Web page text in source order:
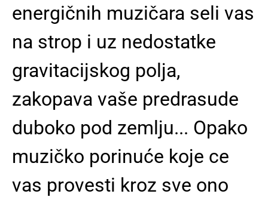
energičnih muzičara seli vas
na strop i uz nedostatke
gravitacijskog polja,
zakopava vaše predrasude
duboko pod zemlju... Opako
muzičko porinuće koje ce
vas provesti kroz sve ono